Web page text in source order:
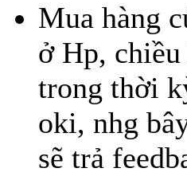
Mua hàng
ở Hp, chiều
trong thời
oki, nhg
sẽ trả